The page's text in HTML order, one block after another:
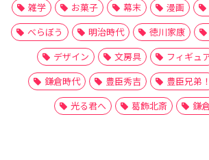
雑学
お菓子 幕末 漫画
べらぼう
明治時代 徳川家康
デザイン
文房具 フィギュ
鎌倉時代
豊臣秀吉 豊臣兄弟！
光る君へ
葛飾北斎 鎌